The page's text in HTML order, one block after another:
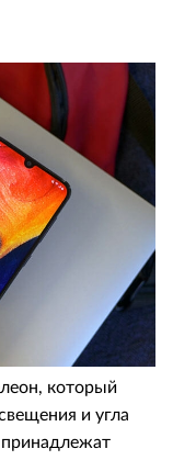
который
и угла